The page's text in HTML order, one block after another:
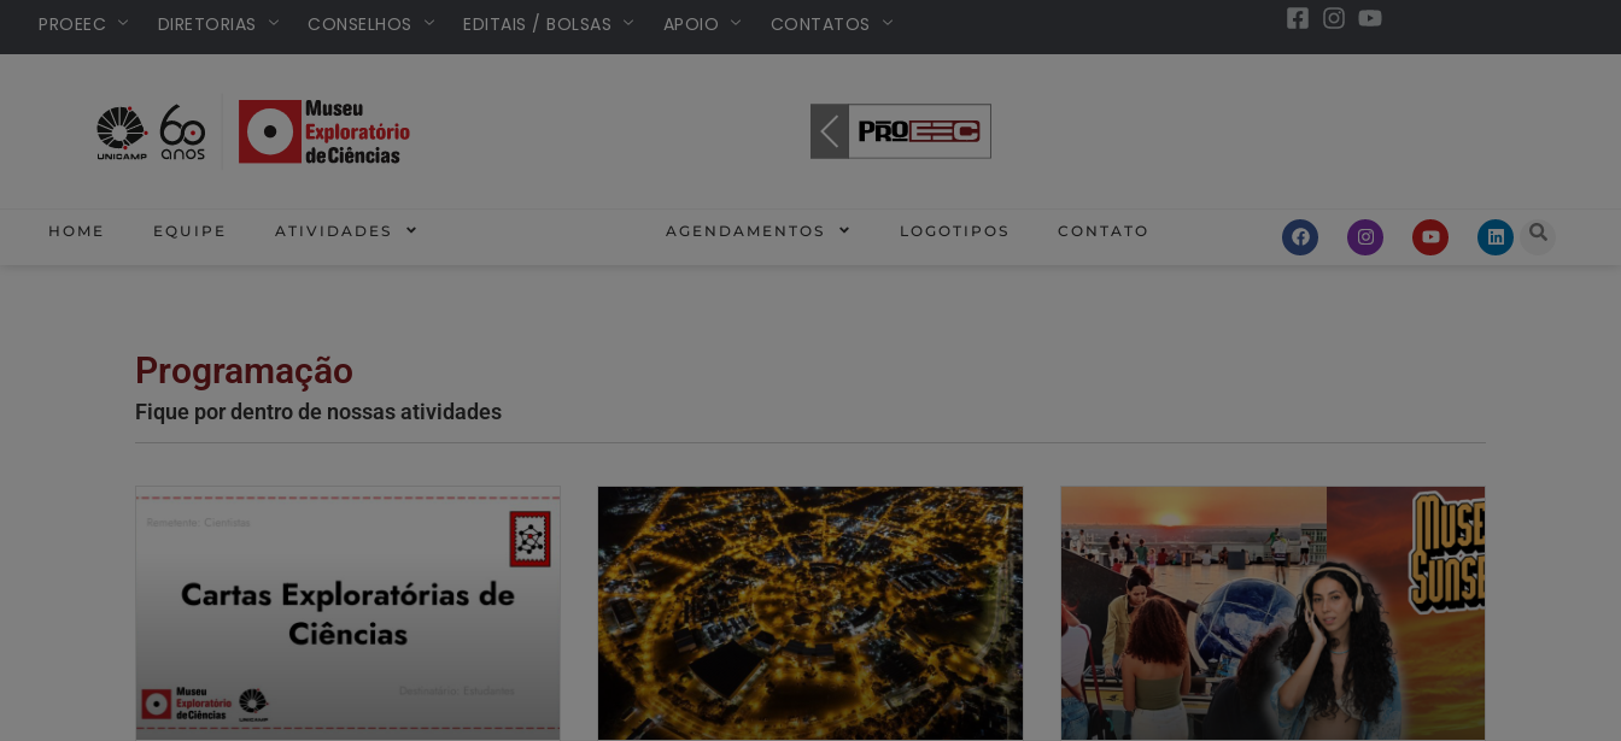
PROEEC DIRETORIAS CONSELHOS EDITAIS / BOLSAS APOIO CONTATOS
HOME EQUIPE ATIVIDADES AGENDAMENTOS LOGOTIPOS CONTATO
Programação
Fique por dentro de nossas atividades